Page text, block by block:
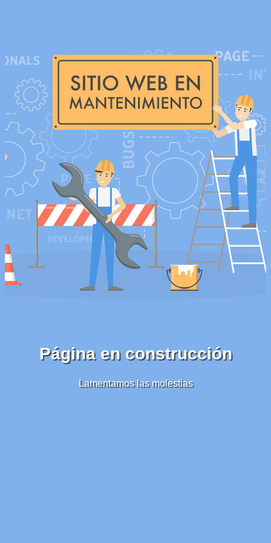
Página en construcción
Lamentamos las molestias